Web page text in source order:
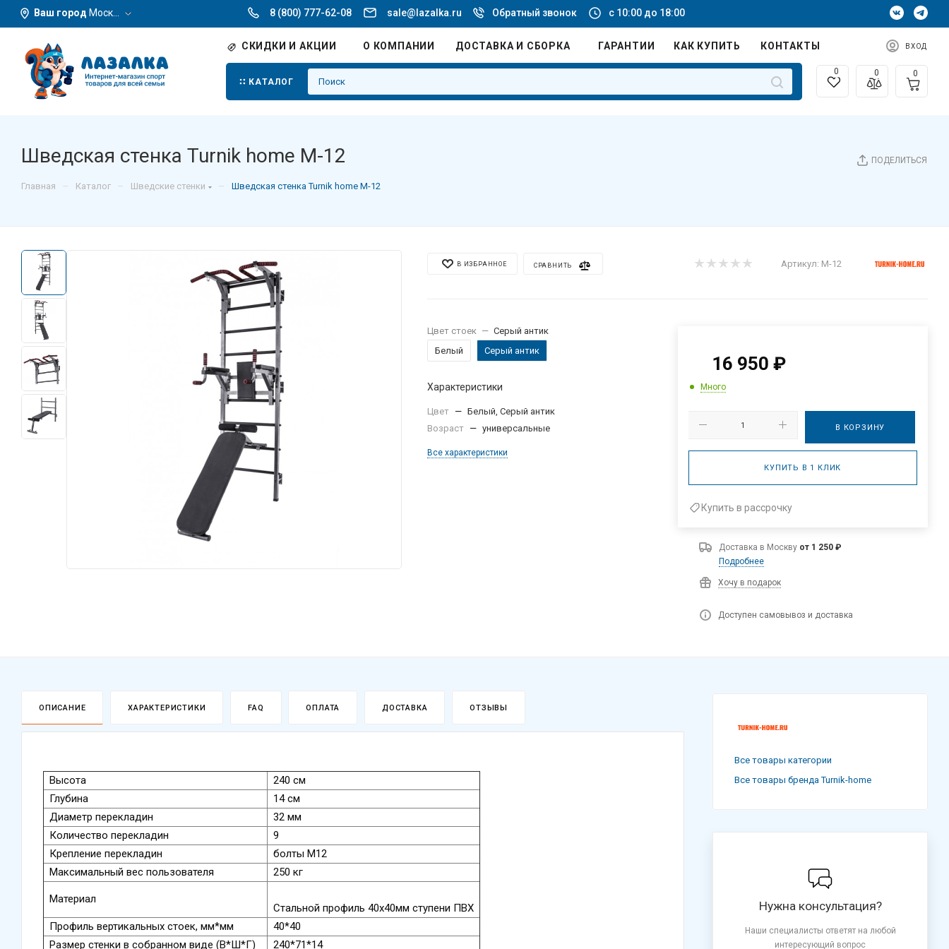
Ваш город Москва 8 (800) 777-62-08 sale@lazalka.ru Обратный звонок с 10:00 до 18:00
СКИДКИ И АКЦИИ О КОМПАНИИ ДОСТАВКА И СБОРКА ГАРАНТИИ КАК КУПИТЬ КОНТАКТЫ ВХОД
КАТАЛОГ
0 0 0
ПОДЕЛИТЬСЯ
Шведская стенка Turnik home М-12
Главная – Каталог – Шведские стенки – Шведская стенка Turnik home М-12
В ИЗБРАННОЕ СРАВНИТЬ Артикул: М-12
Цвет стоек — Серый антик
Белый
Серый антик
Характеристики
Цвет — Белый, Серый антик
Возраст — универсальные
Все характеристики
16 950 ₽
Много
В КОРЗИНУ
КУПИТЬ В 1 КЛИК
Купить в рассрочку
Доставка в Москву от 1 250 ₽
Подробнее
Хочу в подарок
Доступен самовывоз и доставка
ОПИСАНИЕ ХАРАКТЕРИСТИКИ FAQ ОПЛАТА ДОСТАВКА ОТЗЫВЫ
Высота
240 см
Глубина
14 см
Диаметр перекладин
32 мм
Количество перекладин
9
Крепление перекладин
болты М12
Максимальный вес пользователя
250 кг
Материал
Стальной профиль 40х40мм ступени ПВХ
Профиль вертикальных стоек, мм*мм
40*40
Размер стенки в собранном виде (В*Ш*Г)
240*71*14
Все товары категории
Все товары бренда Turnik-home
Нужна консультация?
Наши специалисты ответят на любой
интересующий вопрос